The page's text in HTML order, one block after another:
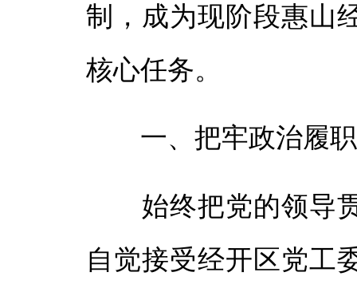
制，成为现阶段惠山
核心任务。
一、把牢政治履职
始终把党的领导贯
自觉接受经开区党工